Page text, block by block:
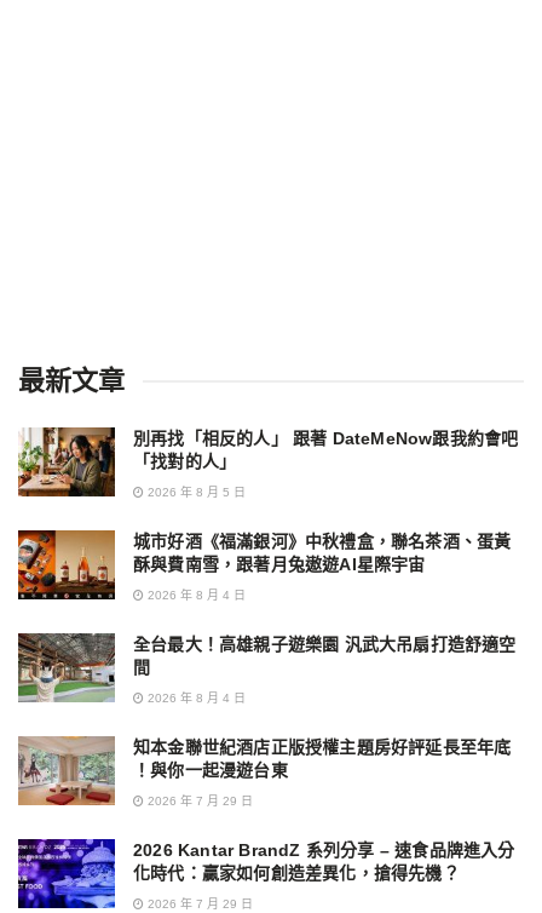
最新文章
別再找「相反的人」 跟著 DateMeNow跟我約會吧
「找對的人」
2026 年 8 月 5 日
城市好酒《福滿銀河》中秋禮盒，聯名茶酒、蛋黃
酥與費南雪，跟著月兔遨遊AI星際宇宙
2026 年 8 月 4 日
全台最大！高雄親子遊樂園 汎武大吊扇打造舒適空
間
2026 年 8 月 4 日
知本金聯世紀酒店正版授權主題房好評延長至年底
！與你一起漫遊台東
2026 年 7 月 29 日
2026 Kantar BrandZ 系列分享 – 速食品牌進入分
化時代：贏家如何創造差異化，搶得先機？
2026 年 7 月 29 日